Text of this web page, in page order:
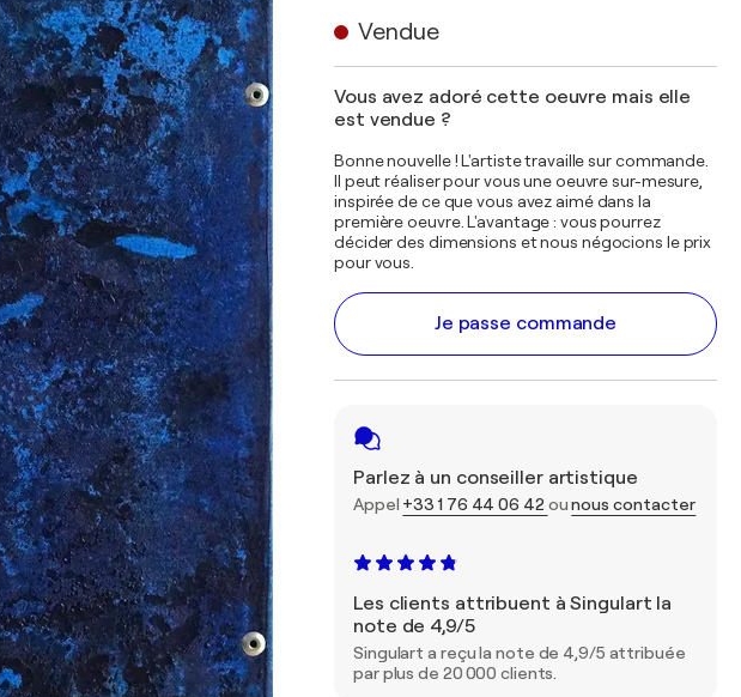
Vendue
Vous avez adoré cette oeuvre mais elle
est vendue ?
Bonne nouvelle ! L'artiste travaille sur commande.
Il peut réaliser pour vous une oeuvre sur-mesure,
inspirée de ce que vous avez aimé dans la
première oeuvre. L'avantage : vous pourrez
décider des dimensions et nous négocions le prix
pour vous.
Je passe commande
Parlez à un conseiller artistique
Appel +33 1 76 44 06 42 ounous contacter
Les clients attribuent à Singulart la
note de 4,9/5
Singulart a reçu la note de 4,9/5 attribuée
par plus de 20 000 clients.